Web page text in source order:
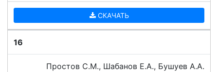
СКАЧАТЬ
16
Простов С.М., Шабанов Е.А., Бушуев А.А.